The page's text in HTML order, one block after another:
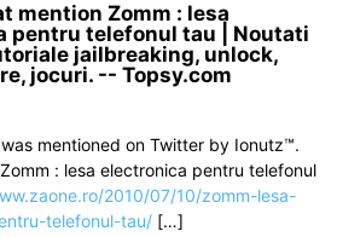
mention Zomm : lesa
pentru telefonul tau | Noutati
jailbreaking, unlock,
jocuri. -- Topsy.com
mentioned on Twitter by Ionutz™.
: lesa electronica pentru telefonul
2010/07/10/zomm-lesa-
telefonul-tau/ […]